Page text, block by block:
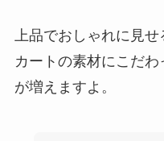
上品でおしゃれに見
カートの素材にこだ
が増えますよ。